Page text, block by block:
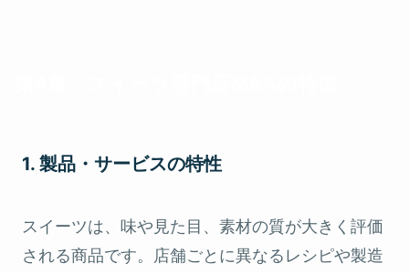
1. 製品・サービスの特性
スイーツは、味や見た目、素材の質が大きく評価
される商品です。店舗ごとに異なるレシピや製造